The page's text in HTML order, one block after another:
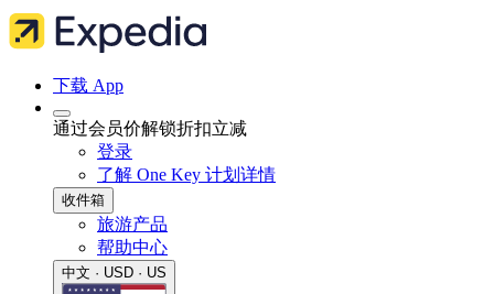
下载 App
通过会员价解锁折扣立减
登录
了解 One Key 计划详情
收件箱
旅游产品
帮助中心
中文 · USD · US